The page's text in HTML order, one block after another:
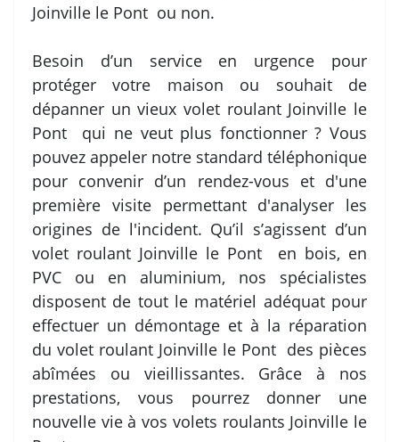
Joinville le Pont ou non.
Besoin d’un service en urgence pour
protéger votre maison ou souhait de
dépanner un vieux volet roulant Joinville le
Pont qui ne veut plus fonctionner ? Vous
pouvez appeler notre standard téléphonique
pour convenir d’un rendez-vous et d'une
première visite permettant d'analyser les
origines de l'incident. Qu’il s’agissent d’un
volet roulant Joinville le Pont en bois, en
PVC ou en aluminium, nos spécialistes
disposent de tout le matériel adéquat pour
effectuer un démontage et à la réparation
du volet roulant Joinville le Pont des pièces
abîmées ou vieillissantes. Grâce à nos
prestations, vous pourrez donner une
nouvelle vie à vos volets roulants Joinville le